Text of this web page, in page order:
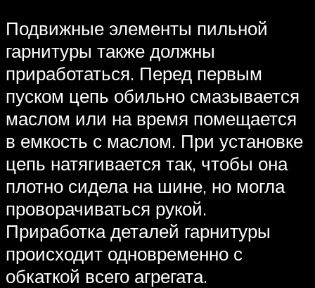
Подвижные элементы пильной
гарнитуры также должны
приработаться. Перед первым
пуском цепь обильно смазывается
маслом или на время помещается
в емкость с маслом. При установке
цепь натягивается так, чтобы она
плотно сидела на шине, но могла
проворачиваться рукой.
Приработка деталей гарнитуры
происходит одновременно с
обкаткой всего агрегата.